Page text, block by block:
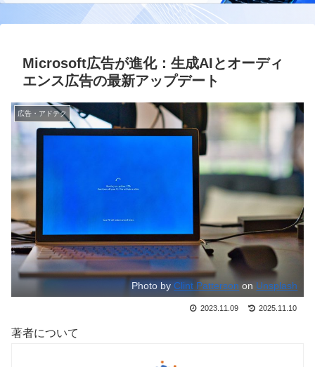
Microsoft広告が進化：生成AIとオーディ
エンス広告の最新アップデート
広告・アドテク
Photo byClint Patterson on Unsplash
2023.11.09 2025.11.10
著者について